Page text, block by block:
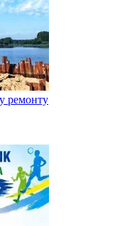
ремонту